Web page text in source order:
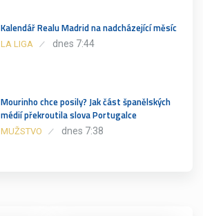
Kalendář Realu Madrid na nadcházející měsíc
LA LIGA dnes 7:44
Mourinho chce posily? Jak část španělských
médií překroutila slova Portugalce
MUŽSTVO dnes 7:38